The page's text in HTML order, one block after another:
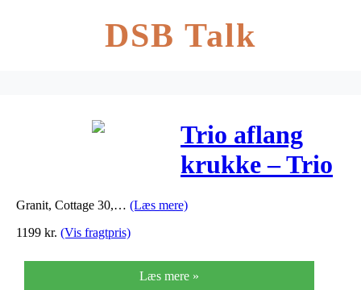
DSB Talk
Trio aflang
krukke – Trio
aflang krukke
Granit, Cottage 30,… (Læs mere)
1199 kr. (Vis fragtpris)
Læs mere »